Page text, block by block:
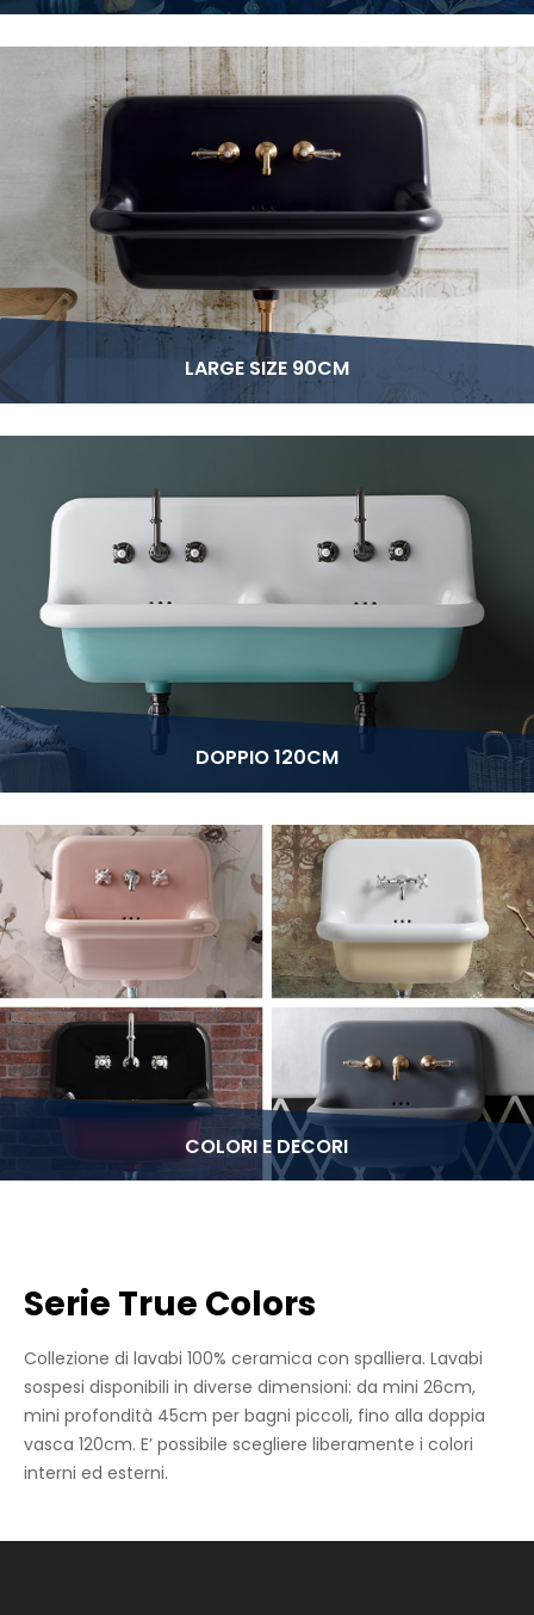
LARGE SIZE 90CM
DOPPIO 120CM
COLORI E DECORI
Serie True Colors
Collezione di lavabi 100% ceramica con spalliera. Lavabi
sospesi disponibili in diverse dimensioni: da mini 26cm,
mini profondità 45cm per bagni piccoli, fino alla doppia
vasca 120cm. E’ possibile scegliere liberamente i colori
interni ed esterni.